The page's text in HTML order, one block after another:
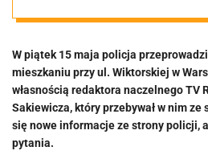
nagrania
W piątek 15 maja policja
mieszkaniu przy ul. Wiktorskiej w
własnością redaktora naczelnego TV
Sakiewicza, który przebywał w nim ze
się nowe informacje ze strony policji,
pytania.